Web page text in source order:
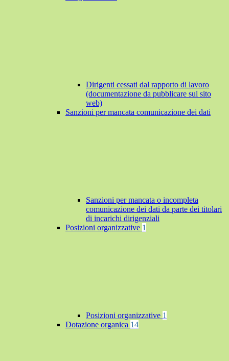
Dirigenti cessati dal rapporto di lavoro
(documentazione da pubblicare sul sito
web)
Sanzioni per mancata comunicazione dei dati
Sanzioni per mancata o incompleta
comunicazione dei dati da parte dei titolari
di incarichi dirigenziali
Posizioni organizzative 1
Posizioni organizzative 1
Dotazione organica 14